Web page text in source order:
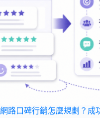
網路口碑行銷怎麼規劃？成